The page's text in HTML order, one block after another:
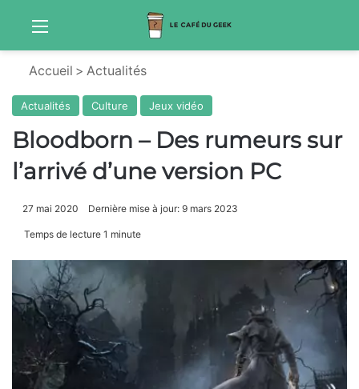
Menu
Accueil > Actualités
Actualités Culture Jeux vidéo
Bloodborn – Des rumeurs sur
l’arrivé d’une version PC
27 mai 2020 Dernière mise à jour: 9 mars 2023
Temps de lecture 1 minute